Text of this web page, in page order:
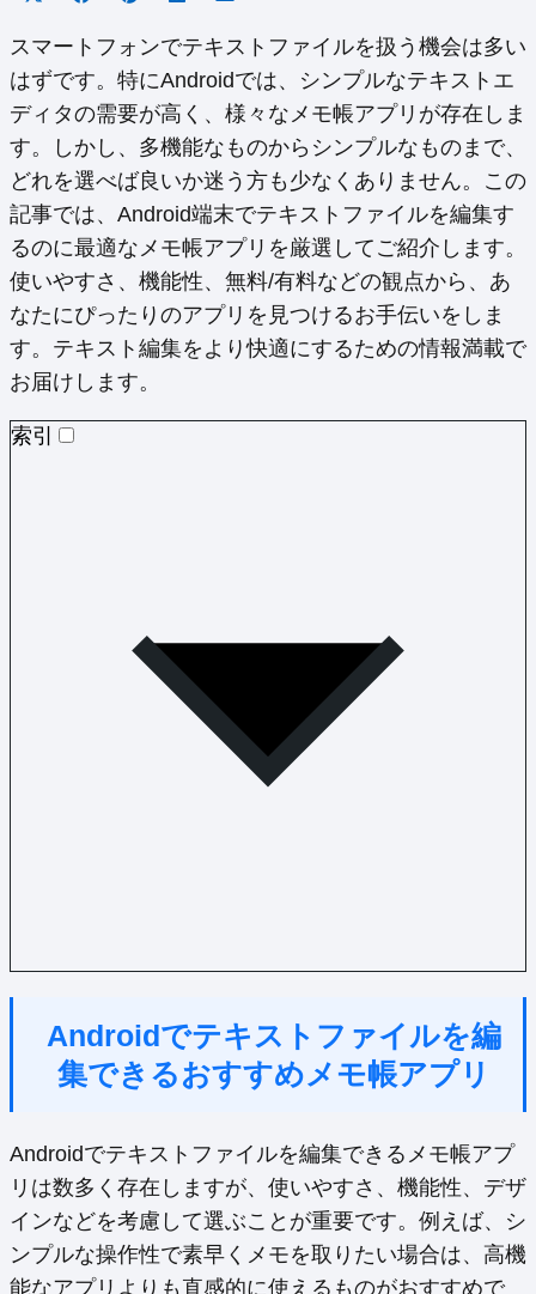
X
(Twitter)
FacebookPinterestLinkedInEmail
スマートフォンでテキストファイルを扱う機会は多い
はずです。特にAndroidでは、シンプルなテキストエ
ディタの需要が高く、様々なメモ帳アプリが存在しま
す。しかし、多機能なものからシンプルなものまで、
どれを選べば良いか迷う方も少なくありません。この
記事では、Android端末でテキストファイルを編集す
るのに最適なメモ帳アプリを厳選してご紹介します。
使いやすさ、機能性、無料/有料などの観点から、あ
なたにぴったりのアプリを見つけるお手伝いをしま
す。テキスト編集をより快適にするための情報満載で
お届けします。
索引
Androidでテキストファイルを編
集できるおすすめメモ帳アプリ
Androidでテキストファイルを編集できるメモ帳アプ
リは数多く存在しますが、使いやすさ、機能性、デザ
インなどを考慮して選ぶことが重要です。例えば、シ
ンプルな操作性で素早くメモを取りたい場合は、高機
能なアプリよりも直感的に使えるものがおすすめで